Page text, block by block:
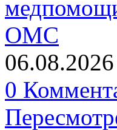
ОМС
06.08.2026
0